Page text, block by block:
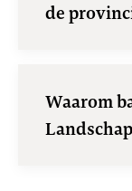
de
Waarom